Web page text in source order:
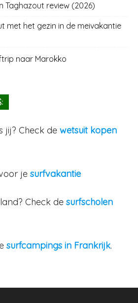
Taghazout review (2026)
met het gezin in de meivakantie
naar Marokko
jij? Check de wetsuit kopen
je surfvakantie
Check de surfscholen
surfcampings in Frankrijk.